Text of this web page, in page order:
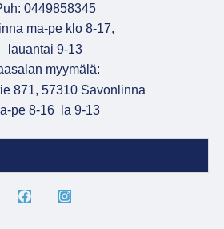
0449858345
ma-pe klo 8-17,
lauantai 9-13
myymälä:
871, 57310 Savonlinna
pe 8-16 la 9-13